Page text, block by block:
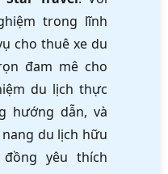
trong lĩnh
cho thuê xe du
đam mê cho
du lịch thực
hướng dẫn, và
du lịch hữu
yêu thích